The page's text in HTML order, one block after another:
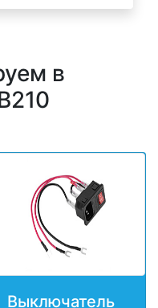
в
Выключатель